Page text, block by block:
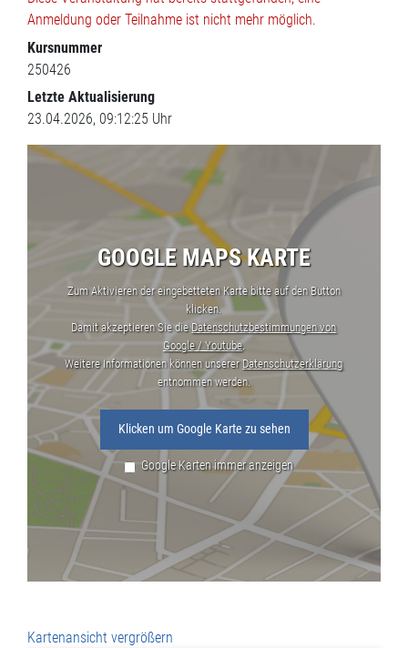
Anmeldung oder Teilnahme ist nicht mehr möglich.
Kursnummer
250426
Letzte Aktualisierung
23.04.2026, 09:12:25 Uhr
GOOGLE MAPS KARTE
Zum Aktivieren der eingebetteten Karte bitte auf den Button
klicken.
Damit akzeptieren Sie dieDatenschutzbestimmungen von
Google / Youtube.
Weitere Informationen können unsererDatenschutzerklärung
entnommen werden.
Klicken um Google Karte zu sehen
Google Karten immer anzeigen
Kartenansicht vergrößern